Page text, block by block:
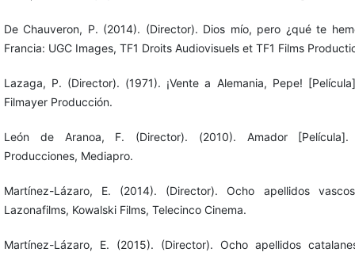
De Chauveron, P. (2014). (Director). Dios mío, pero ¿qué te
Francia: UGC Images, TF1 Droits Audiovisuels et TF1 Films
Lazaga, P. (Director). (1971). ¡Vente a Alemania, Pepe!
Filmayer Producción.
León de Aranoa, F. (Director). (2010). Amador [Película].
Producciones, Mediapro.
Martínez-Lázaro, E. (2014). (Director). Ocho apellidos
Lazonafilms, Kowalski Films, Telecinco Cinema.
Martínez-Lázaro, E. (2015). (Director). Ocho apellidos